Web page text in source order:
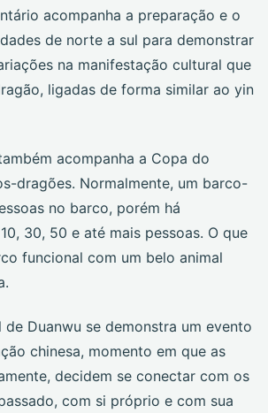
acompanha a preparação e o
de norte a sul para demonstrar
na manifestação cultural que
ligadas de forma similar ao yin
acompanha a Copa do
dragões. Normalmente, um barco-
no barco, porém há
30, 50 e até mais pessoas. O que
funcional com um belo animal
de Duanwu se demonstra um evento
chinesa, momento em que as
decidem se conectar com os
com si próprio e com sua